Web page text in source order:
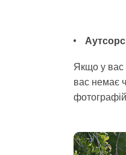
Якщо у вас
вас немає